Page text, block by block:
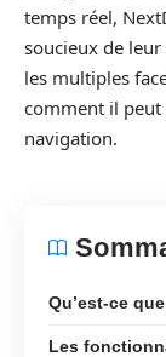
temps réel,
soucieux de
les multiples
comment il
navigation.
Qu’est-ce
Les